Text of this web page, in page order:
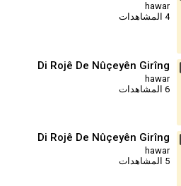
hawar
Di Rojê De Nûçeyên Girîng
hawar
Di Rojê De Nûçeyên Girîng
hawar